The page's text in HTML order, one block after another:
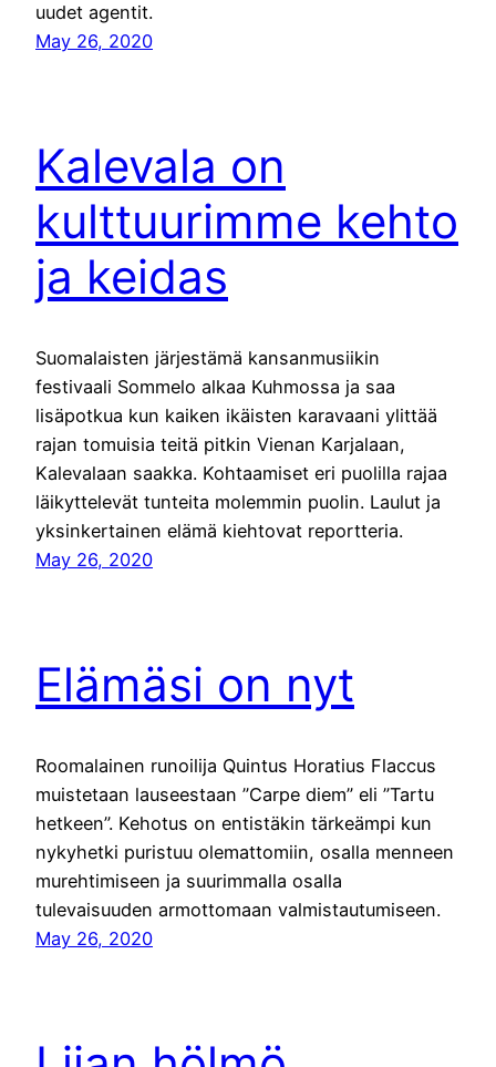
uudet agentit.
May 26, 2020
Kalevala on
kulttuurimme kehto
ja keidas
Suomalaisten järjestämä kansanmusiikin
festivaali Sommelo alkaa Kuhmossa ja saa
lisäpotkua kun kaiken ikäisten karavaani ylittää
rajan tomuisia teitä pitkin Vienan Karjalaan,
Kalevalaan saakka. Kohtaamiset eri puolilla rajaa
läikyttelevät tunteita molemmin puolin. Laulut ja
yksinkertainen elämä kiehtovat reportteria.
May 26, 2020
Elämäsi on nyt
Roomalainen runoilija Quintus Horatius Flaccus
muistetaan lauseestaan ”Carpe diem” eli ”Tartu
hetkeen”. Kehotus on entistäkin tärkeämpi kun
nykyhetki puristuu olemattomiin, osalla menneen
murehtimiseen ja suurimmalla osalla
tulevaisuuden armottomaan valmistautumiseen.
May 26, 2020